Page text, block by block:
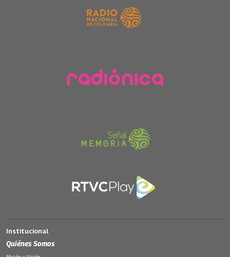
Institucional
Quiénes Somos